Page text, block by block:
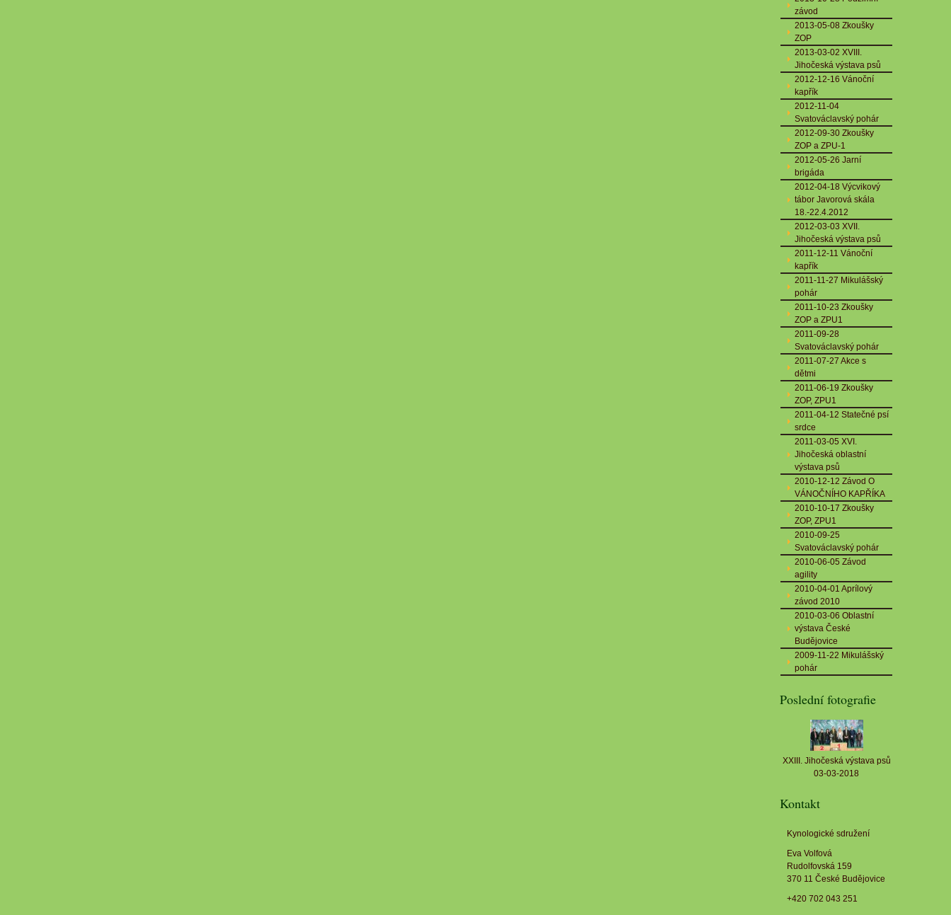
závod
2013-05-08 Zkoušky
ZOP
2013-03-02 XVIII.
Jihočeská výstava psů
2012-12-16 Vánoční
kapřík
2012-11-04
Svatováclavský pohár
2012-09-30 Zkoušky
ZOP a ZPU-1
2012-05-26 Jarní
brigáda
2012-04-18 Výcvikový
tábor Javorová skála
18.-22.4.2012
2012-03-03 XVII.
Jihočeská výstava psů
2011-12-11 Vánoční
kapřík
2011-11-27 Mikulášský
pohár
2011-10-23 Zkoušky
ZOP a ZPU1
2011-09-28
Svatováclavský pohár
2011-07-27 Akce s
dětmi
2011-06-19 Zkoušky
ZOP, ZPU1
2011-04-12 Statečné psí
srdce
2011-03-05 XVI.
Jihočeská oblastní
výstava psů
2010-12-12 Závod O
VÁNOČNÍHO KAPŘÍKA
2010-10-17 Zkoušky
ZOP, ZPU1
2010-09-25
Svatováclavský pohár
2010-06-05 Závod
agility
2010-04-01 Aprílový
závod 2010
2010-03-06 Oblastní
výstava České
Budějovice
2009-11-22 Mikulášský
pohár
Poslední fotografie
XXIII. Jihočeská výstava psů
03-03-2018
Kontakt
Kynologické sdružení
Eva Volfová
Rudolfovská 159
370 11 České Budějovice
+420 702 043 251